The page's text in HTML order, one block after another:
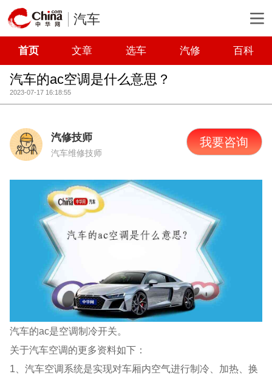
汽车
首页 文章 选车 汽修 百科
汽车的ac空调是什么意思？
2023-07-17 16:18:55
汽修技师
汽车维修技师
我要咨询
汽车的ac是空调制冷开关。
关于汽车空调的更多资料如下：
1、汽车空调系统是实现对车厢内空气进行制冷、加热、换